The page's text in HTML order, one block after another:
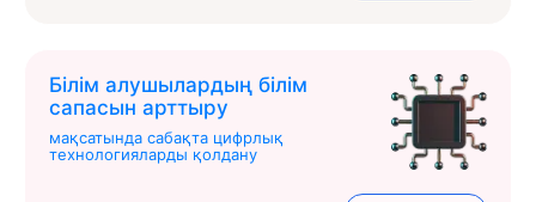
Білім алушылардың білім
сапасын арттыру
мақсатында сабақта цифрлық
технологияларды қолдану